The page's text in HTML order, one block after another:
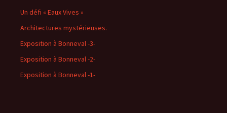
Un défi « Eaux Vives »
Architectures mystérieuses.
Exposition à Bonneval -3-
Exposition à Bonneval -2-
Exposition à Bonneval -1-